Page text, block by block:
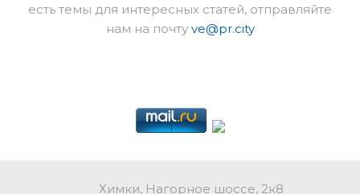
есть темы для интересных статей, отправляйте
нам на почту ve@pr.city
Химки, Нагорное шоссе, 2к8